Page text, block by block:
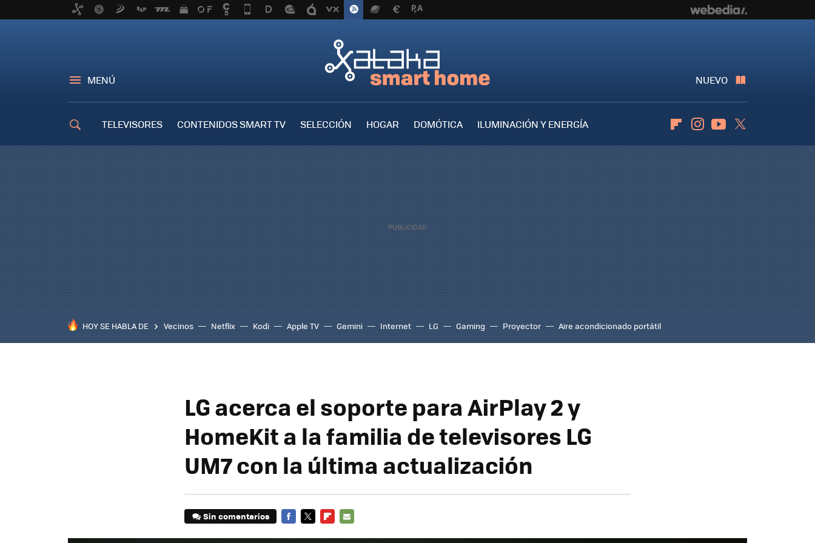
MENÚ NUEVO
TELEVISORES CONTENIDOS SMART TV SELECCIÓN HOGAR DOMÓTICA
ILUMINACIÓN Y ENERGÍA
FlipboardInstagramYoutube
HOY SE HABLA DE Vecinos Netflix Kodi Apple TV Gemini Internet LG Gaming Proyector Aire acondicionado portátil
LG acerca el soporte para AirPlay 2 y
HomeKit a la familia de televisores LG
UM7 con la última actualización
Sin comentarios